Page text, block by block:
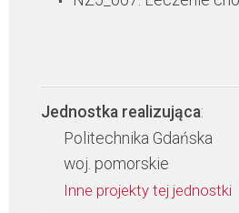
Jednostka realizująca:
Politechnika Gdańska
woj. pomorskie
Inne projekty tej jednostki